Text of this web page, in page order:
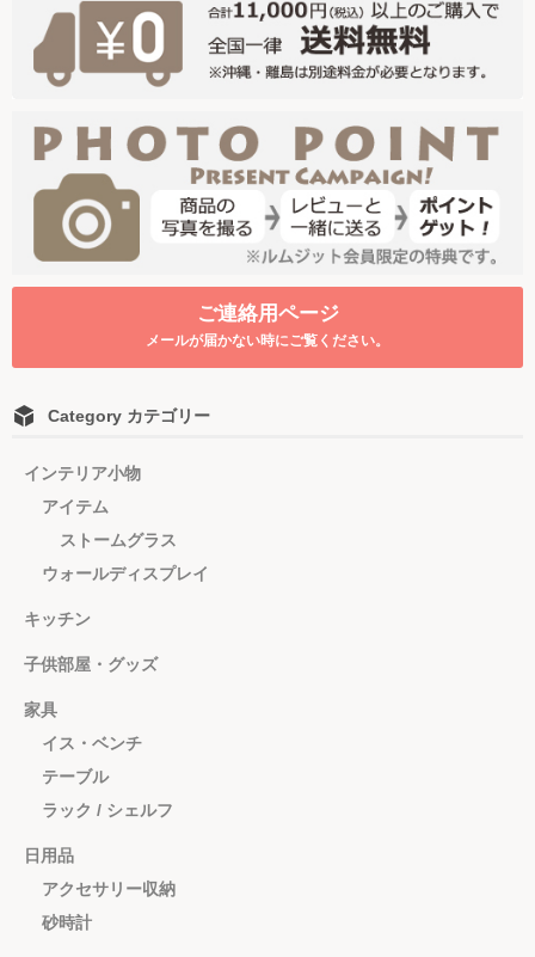
ご連絡用ページ
メールが届かない時にご覧ください。
Category カテゴリー
インテリア小物
アイテム
ストームグラス
ウォールディスプレイ
キッチン
子供部屋・グッズ
家具
イス・ベンチ
テーブル
ラック / シェルフ
日用品
アクセサリー収納
砂時計